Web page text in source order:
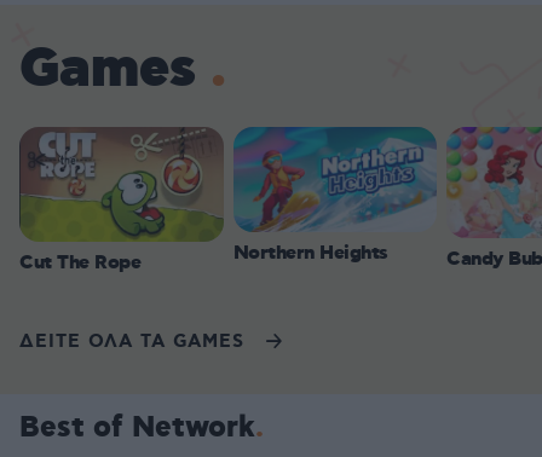
Games
Cut The Rope Northern Heights Candy
ΔΕΙΤΕ ΟΛΑ ΤΑ GAMES
Best of Network